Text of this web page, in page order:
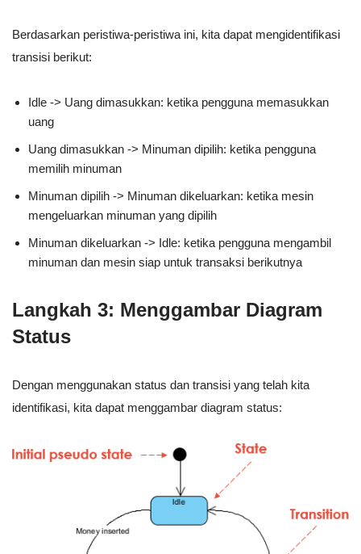
Berdasarkan peristiwa-peristiwa ini, kita dapat mengidentifikasi
transisi berikut:
Idle -> Uang dimasukkan: ketika pengguna memasukkan
uang
Uang dimasukkan -> Minuman dipilih: ketika pengguna
memilih minuman
Minuman dipilih -> Minuman dikeluarkan: ketika mesin
mengeluarkan minuman yang dipilih
Minuman dikeluarkan -> Idle: ketika pengguna mengambil
minuman dan mesin siap untuk transaksi berikutnya
Langkah 3: Menggambar Diagram
Status
Dengan menggunakan status dan transisi yang telah kita
identifikasi, kita dapat menggambar diagram status: